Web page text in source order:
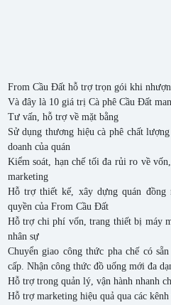
From Cầu Đất hỗ trợ trọn gói khi
Và đây là 10 giá trị Cà phê Cầu Đất
Tư vấn, hỗ trợ về mặt bằng
Sử dụng thương hiệu cà phê chất
doanh của quán
Kiểm soát, hạn chế tối đa rủi ro về
marketing
Hỗ trợ thiết kế, xây dựng quán đồng
quyền của From Cầu Đất
Hỗ trợ chi phí vốn, trang thiết bị máy
nhân sự
Chuyển giao công thức pha chế có
cấp. Nhận công thức đồ uống mới đa
Hỗ trợ trong quản lý, vận hành nhanh
Hỗ trợ marketing hiệu quả qua các